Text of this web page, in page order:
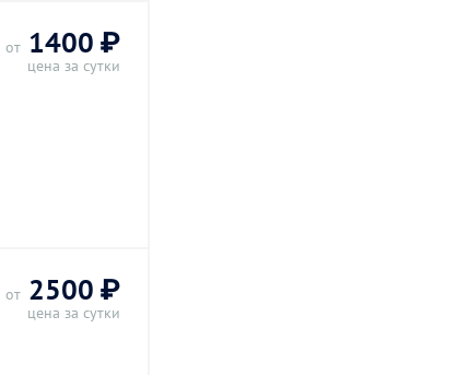
от 1400 ₽
цена за сутки
от 2500 ₽
цена за сутки